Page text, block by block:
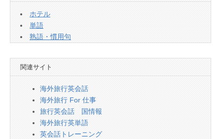
ホテル
単語
熟語・慣用句
関連サイト
海外旅行英会話
海外旅行 For 仕事
旅行英会話 国情報
海外旅行英単語
英会話トレーニング